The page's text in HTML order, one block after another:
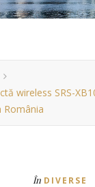
wireless SRS-
România
În DIVERSE